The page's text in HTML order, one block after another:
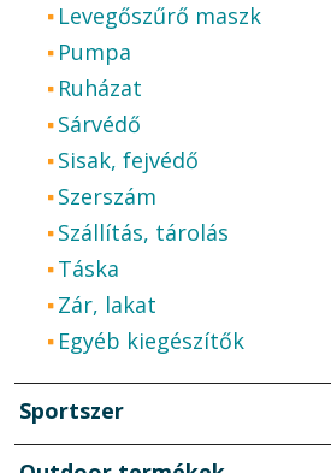
Levegőszűrő maszk
Pumpa
Ruházat
Sárvédő
Sisak, fejvédő
Szerszám
Szállítás, tárolás
Táska
Zár, lakat
Egyéb kiegészítők
Sportszer